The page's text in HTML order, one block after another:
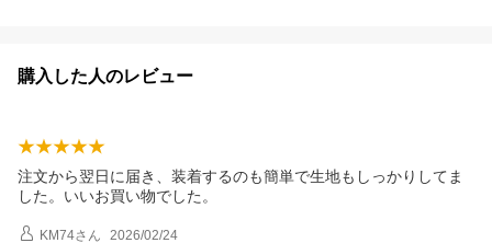
購入した人のレビュー
注文から翌日に届き、装着するのも簡単で生地もしっかりしてま
した。いいお買い物でした。
KM74さん 2026/02/24